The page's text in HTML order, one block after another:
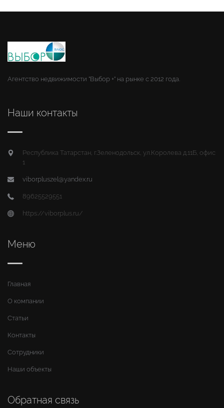
Агентство недвижимости "Выбор +" на рынке с 2012 года.
Наши контакты
Республика Татарстан, г.Зеленодольск, ул.Королева д.11Б, офис
1
viborpluszel@yandex.ru
89625529551
https://viborplus.ru/
Меню
Главная
О компании
Статьи
Контакты
Сотрудники
Наши объекты
Обратная связь